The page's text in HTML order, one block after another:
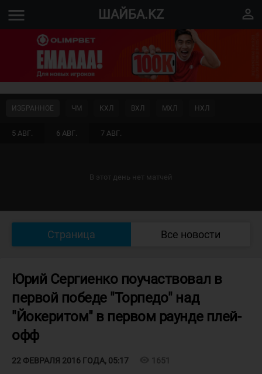
menu ШАЙБА.KZ perm_identity
5 АВГ. 6 АВГ. 7 АВГ.
ИЗБРАННОЕ ЧМ КХЛ ВХЛ МХЛ НХЛ
В этот день нет матчей
Страница Все новости
Юрий Сергиенко поучаствовал в
первой победе "Торпедо" над
"Йокеритом" в первом раунде плей-
офф
22 ФЕВРАЛЯ 2016 ГОДА, 05:17 1651